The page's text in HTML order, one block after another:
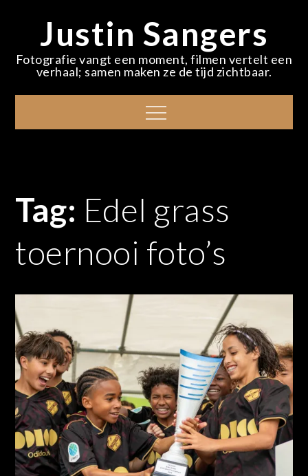
contentJustin Sangers
Fotografie vangt een moment, filmen vertelt een
verhaal; samen maken ze de tijd zichtbaar.
Menu
Tag: Edel grass
toernooi foto’s